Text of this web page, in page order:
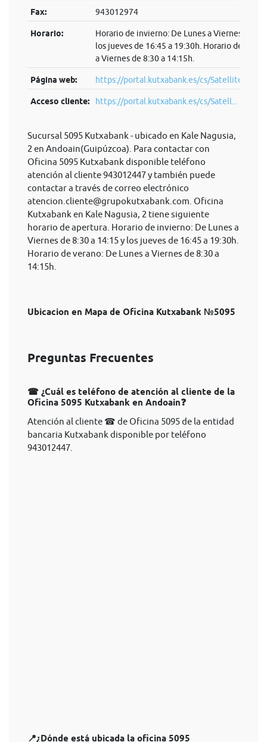
Fax: 943012974
Horario:
Horario de invierno: De Lunes a Viernes de
los jueves de 16:45 a 19:30h. Horario de
a Viernes de 8:30 a 14:15h.
Página web: https://portal.kutxabank.es/cs/Satellite/kb/
Acceso cliente: https://portal.kutxabank.es/cs/Satell...
Sucursal 5095 Kutxabank - ubicado en Kale Nagusia,
2 en Andoain(Guipúzcoa). Para contactar con
Oficina 5095 Kutxabank disponible teléfono
atención al cliente 943012447 y también puede
contactar a través de correo electrónico
atencion.cliente@grupokutxabank.com . Oficina
Kutxabank en Kale Nagusia, 2 tiene siguiente
horario de apertura. Horario de invierno: De Lunes a
Viernes de 8:30 a 14:15 y los jueves de 16:45 a 19:30h.
Horario de verano: De Lunes a Viernes de 8:30 a
14:15h.
Ubicacion en Mapa de Oficina Kutxabank №5095
Preguntas Frecuentes
☎ ¿Cuál es teléfono de atención al cliente de la
Oficina 5095 Kutxabank en Andoain❓
Atención al cliente ☎ de Oficina 5095 de la entidad
bancaria Kutxabank disponible por teléfono
943012447.
📍¿Dónde está ubicada la oficina 5095